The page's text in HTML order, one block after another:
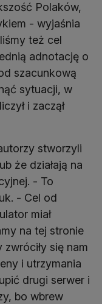
Polaków,
- wyjaśnia
też cel
adnotację o
szacunkową
sytuacji, w
i zaczął
stworzyli
że działają na
- To
- Cel od
miał
na tej stronie
się nam
i utrzymania
drugi serwer i
bo wbrew